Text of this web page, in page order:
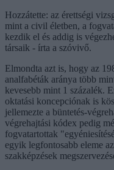
Hozzátette: az érettségi
mint a civil életben, a
kezdik el és addig is
társaik - írta a szóvivő.
Elmondta azt is, hogy az
analfabéták aránya több
kevesebb mint 1 százalék.
oktatási koncepciónak is
jellemezte a büntetés-
végrehajtási kódex pedig
fogvatartottak
egyik legfontosabb eleme
szakképzések